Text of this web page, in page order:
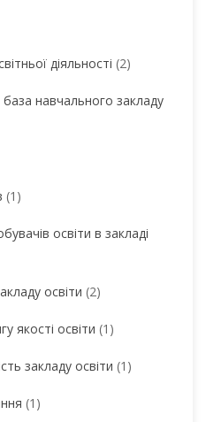
діяльності (2)
навчального закладу
(1)
освіти в закладі
освіти (2)
якості освіти (1)
закладу освіти (1)
(1)